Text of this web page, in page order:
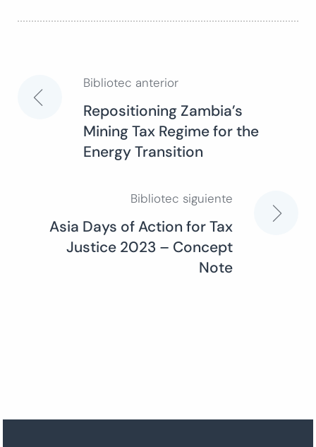
Navegación
Bibliotec anterior
Repositioning Zambia’s
Mining Tax Regime for the
Energy Transition
Bibliotec siguiente
Asia Days of Action for Tax
Justice 2023 – Concept
Note